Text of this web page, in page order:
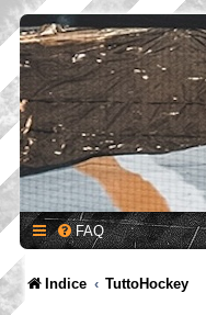
FAQ
Indice TuttoHockey